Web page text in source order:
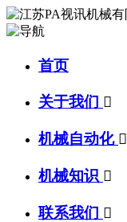
首页
关于我们 
机械自动化 
机械知识 
联系我们 